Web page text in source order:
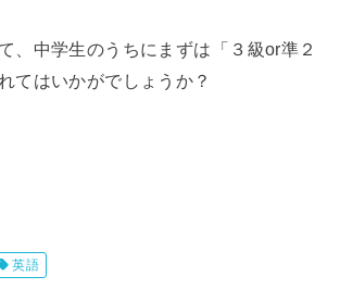
、中学生のうちにまずは「３級or準２
てはいかがでしょうか？
英語